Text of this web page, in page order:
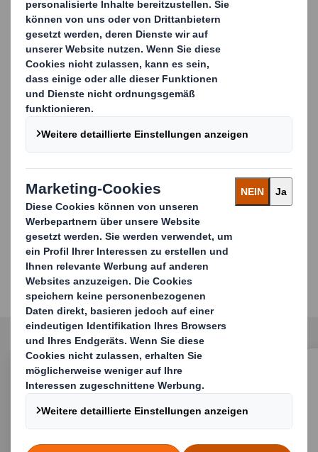
Maßgeschneiderte
Konsumgüterverpackungen von DS Smith
Wir bieten verschiedene Arten von
Verpackungsmaterial (Karton oder Wellpappe),
Drucktechniken (Offset, Flexo, Digital- und
Siebdruck) sowie Veredelungstechniken
(Lackieren, Laminieren, Heißprägen, Hochprägen
usw.) an, damit am Ende eine perfekt auf Ihre
Bedürfnisse abgestimmte Lösung steht.
Lernen Sie unsere
Konsumgüterverpackungen
kennen